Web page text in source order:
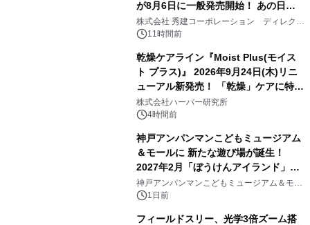
が8月6日に一般発売開始！ あの日の
大興奮が今甦る
株式会社 秀建コーポレーション ディレクト
アートギャラリー
11時間前
乾燥ケアライン『Moist Plus(モイス
ト プラス)』 2026年9月24日(木)リニ
ューアル新発売！ 「乾燥」ケアに特化
し、ライン使いで潤いに満ちた肌へ
株式会社ハーバー研究所
4時間前
神戸アンパンマンこどもミュージアム
＆モールに 新たな遊び場が誕生！
2027年2月「ぼうけんアイランド」が
オープン
神戸アンパンマンこどもミュージアム＆モー
ル 1日前
フィールドスリー、光学3倍ズーム搭